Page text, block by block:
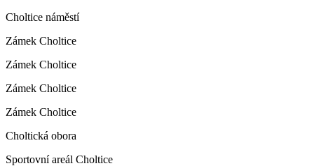
Choltice náměstí
Zámek Choltice
Zámek Choltice
Zámek Choltice
Zámek Choltice
Choltická obora
Sportovní areál Choltice